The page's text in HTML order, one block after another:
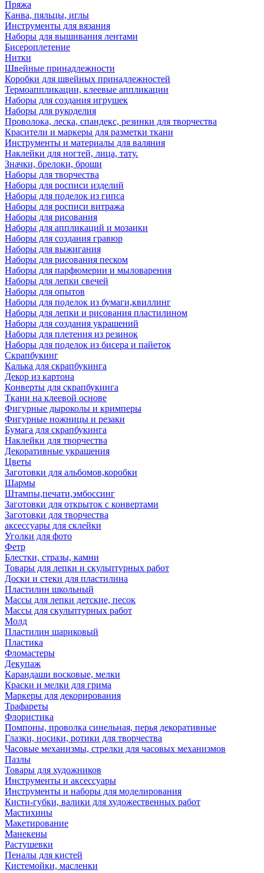
Пряжа
Канва, пяльцы, иглы
Инструменты для вязания
Наборы для вышивания лентами
Бисероплетение
Нитки
Швейные принадлежности
Коробки для швейных принадлежностей
Термоаппликации, клеевые аппликации
Наборы для создания игрушек
Наборы для рукоделия
Проволока, леска, спандекс, резинки для творчества
Красители и маркеры для разметки ткани
Инструменты и материалы для валяния
Наклейки для ногтей, лица, тату.
Значки, брелоки, броши
Наборы для творчества
Наборы для росписи изделий
Наборы для поделок из гипса
Наборы для росписи витража
Наборы для рисования
Наборы для аппликаций и мозаики
Наборы для создания гравюр
Наборы для выжигания
Наборы для рисования песком
Наборы для парфюмерии и мыловарения
Наборы для лепки свечей
Наборы для опытов
Наборы для поделок из бумаги,квиллинг
Наборы для лепки и рисования пластилином
Наборы для создания украшений
Наборы для плетения из резинок
Наборы для поделок из бисера и пайеток
Скрапбукинг
Калька для скрапбукинга
Декор из картона
Конверты для скрапбукинга
Ткани на клеевой основе
Фигурные дыроколы и кримперы
Фигурные ножницы и резаки
Бумага для скрапбукинга
Наклейки для творчества
Декоративные украшения
Цветы
Заготовки для альбомов,коробки
Шармы
Штампы,печати,эмбоссинг
Заготовки для открыток с конвертами
Заготовки для творчества
аксессуары для склейки
Уголки для фото
Фетр
Блестки, стразы, камни
Товары для лепки и скульптурных работ
Доски и стеки для пластилина
Пластилин школьный
Массы для лепки детские, песок
Массы для скульптурных работ
Молд
Пластилин шариковый
Пластика
Фломастеры
Декупаж
Карандаши восковые, мелки
Краски и мелки для грима
Маркеры для декорирования
Трафареты
Флористика
Помпоны, проволка синельная, перья декоративные
Глазки, носики, ротики для творчества
Часовые механизмы, стрелки для часовых механизмов
Пазлы
Товары для художников
Инструменты и аксессуары
Инструменты и наборы для моделирования
Кисти-губки, валики для художественных работ
Мастихины
Макетирование
Манекены
Растушевки
Пеналы для кистей
Кистемойки, масленки